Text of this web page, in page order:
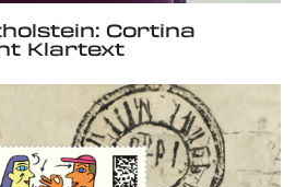
Cortina
Klartext